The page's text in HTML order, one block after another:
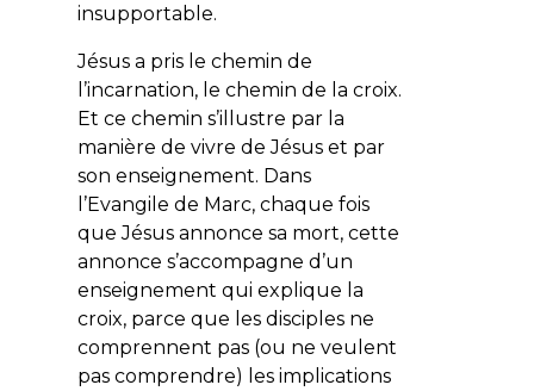
insupportable.
Jésus a pris le chemin de
l’incarnation, le chemin de la croix.
Et ce chemin s’illustre par la
manière de vivre de Jésus et par
son enseignement. Dans
l’Evangile de Marc, chaque fois
que Jésus annonce sa mort, cette
annonce s’accompagne d’un
enseignement qui explique la
croix, parce que les disciples ne
comprennent pas (ou ne veulent
pas comprendre) les implications